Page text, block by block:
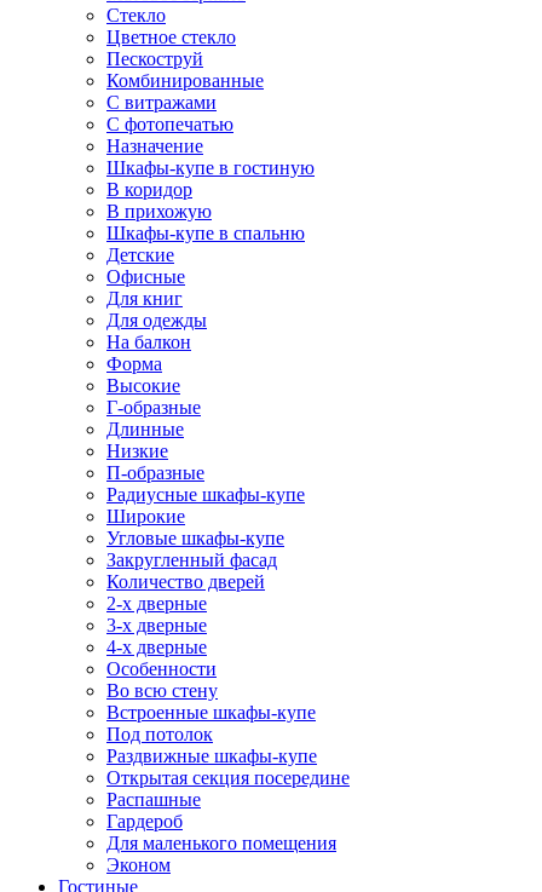
Стекло
Цветное стекло
Пескоструй
Комбинированные
С витражами
С фотопечатью
Назначение
Шкафы-купе в гостиную
В коридор
В прихожую
Шкафы-купе в спальню
Детские
Офисные
Для книг
Для одежды
На балкон
Форма
Высокие
Г-образные
Длинные
Низкие
П-образные
Радиусные шкафы-купе
Широкие
Угловые шкафы-купе
Закругленный фасад
Количество дверей
2-х дверные
3-х дверные
4-х дверные
Особенности
Во всю стену
Встроенные шкафы-купе
Под потолок
Раздвижные шкафы-купе
Открытая секция посередине
Распашные
Гардероб
Для маленького помещения
Эконом
Гостиные